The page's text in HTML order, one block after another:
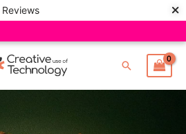
Reviews ×
Zoeken